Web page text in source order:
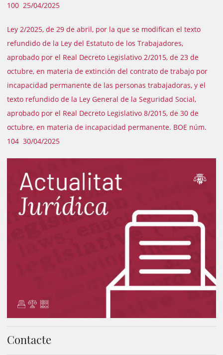
100 25/04/2025
Ley 2/2025, de 29 de abril, por la que se modifican el texto
refundido de la Ley del Estatuto de los Trabajadores,
aprobado por el Real Decreto Legislativo 2/2015, de 23 de
octubre, en materia de extinción del contrato de trabajo por
incapacidad permanente de las personas trabajadoras, y el
texto refundido de la Ley General de la Seguridad Social,
aprobado por el Real Decreto Legislativo 8/2015, de 30 de
octubre, en materia de incapacidad permanente. BOE núm.
104 30/04/2025
Contacte